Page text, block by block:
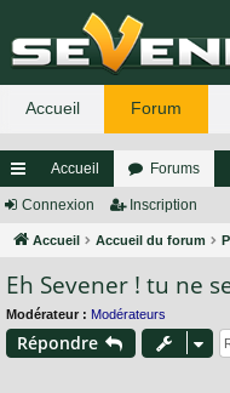
ac
co
ur
ci
Accueil Forums
Connexion Inscription
Accueil Accueil du forum
Eh Sevener ! tu ne
Modérateur : Modérateurs
Répondre